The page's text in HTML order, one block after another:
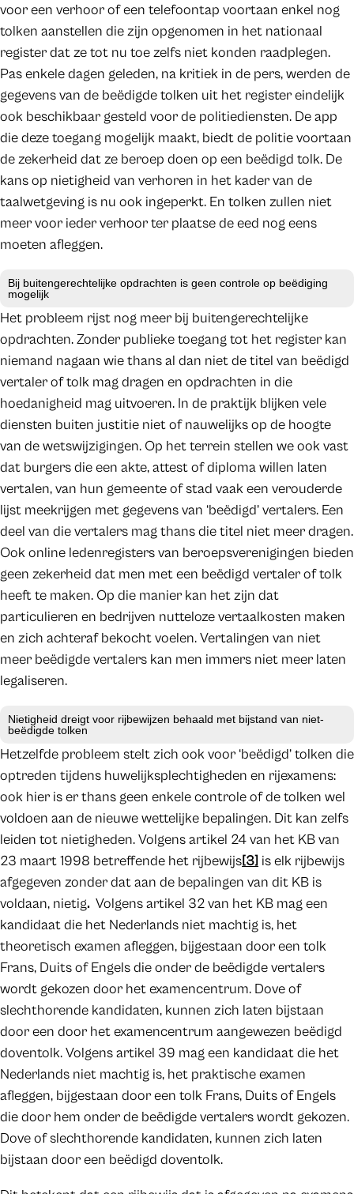
voor een verhoor of een telefoontap voortaan enkel nog
tolken aanstellen die zijn opgenomen in het nationaal
register dat ze tot nu toe zelfs niet konden raadplegen.
Pas enkele dagen geleden, na kritiek in de pers, werden de
gegevens van de beëdigde tolken uit het register eindelijk
ook beschikbaar gesteld voor de politiediensten. De app
die deze toegang mogelijk maakt, biedt de politie voortaan
de zekerheid dat ze beroep doen op een beëdigd tolk. De
kans op nietigheid van verhoren in het kader van de
taalwetgeving is nu ook ingeperkt. En tolken zullen niet
meer voor ieder verhoor ter plaatse de eed nog eens
moeten afleggen.
Bij buitengerechtelijke opdrachten is geen controle op beëdiging
mogelijk
Het probleem rijst nog meer bij buitengerechtelijke
opdrachten. Zonder publieke toegang tot het register kan
niemand nagaan wie thans al dan niet de titel van beëdigd
vertaler of tolk mag dragen en opdrachten in die
hoedanigheid mag uitvoeren. In de praktijk blijken vele
diensten buiten justitie niet of nauwelijks op de hoogte
van de wetswijzigingen. Op het terrein stellen we ook vast
dat burgers die een akte, attest of diploma willen laten
vertalen, van hun gemeente of stad vaak een verouderde
lijst meekrijgen met gegevens van ‘beëdigd’ vertalers. Een
deel van die vertalers mag thans die titel niet meer dragen.
Ook online ledenregisters van beroepsverenigingen bieden
geen zekerheid dat men met een beëdigd vertaler of tolk
heeft te maken. Op die manier kan het zijn dat
particulieren en bedrijven nutteloze vertaalkosten maken
en zich achteraf bekocht voelen. Vertalingen van niet
meer beëdigde vertalers kan men immers niet meer laten
legaliseren.
Nietigheid dreigt voor rijbewijzen behaald met bijstand van niet-
beëdigde tolken
Hetzelfde probleem stelt zich ook voor ‘beëdigd’ tolken die
optreden tijdens huwelijksplechtigheden en rijexamens:
ook hier is er thans geen enkele controle of de tolken wel
voldoen aan de nieuwe wettelijke bepalingen. Dit kan zelfs
leiden tot nietigheden. Volgens artikel 24 van het KB van
23 maart 1998 betreffende het rijbewijs[3] is elk rijbewijs
afgegeven zonder dat aan de bepalingen van dit KB is
voldaan, nietig. Volgens artikel 32 van het KB mag een
kandidaat die het Nederlands niet machtig is, het
theoretisch examen afleggen, bijgestaan door een tolk
Frans, Duits of Engels die onder de beëdigde vertalers
wordt gekozen door het examencentrum. Dove of
slechthorende kandidaten, kunnen zich laten bijstaan
door een door het examencentrum aangewezen beëdigd
doventolk. Volgens artikel 39 mag een kandidaat die het
Nederlands niet machtig is, het praktische examen
afleggen, bijgestaan door een tolk Frans, Duits of Engels
die door hem onder de beëdigde vertalers wordt gekozen.
Dove of slechthorende kandidaten, kunnen zich laten
bijstaan door een beëdigd doventolk.